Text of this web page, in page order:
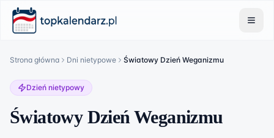
Strona główna Dni nietypowe Światowy Dzień Weganizmu
Dzień nietypowy
Światowy Dzień Weganizmu